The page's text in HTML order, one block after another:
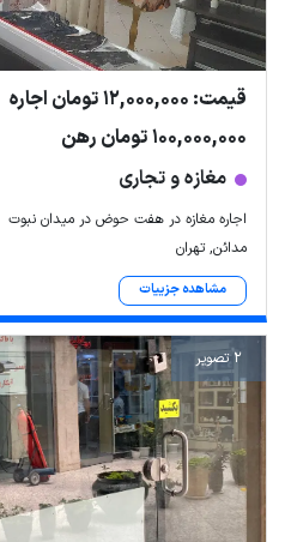
قیمت: 12,000,000 تومان اجاره
100,000,000 تومان رهن
مغازه و تجاری
اجاره مغازه در هفت حوض در میدان نبوت
مدائن, تهران
مشاهده جزییات
2 تصویر